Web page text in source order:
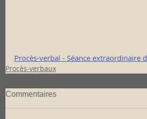
Procès-verbal - Séance
Procès-verbaux
Commentaires